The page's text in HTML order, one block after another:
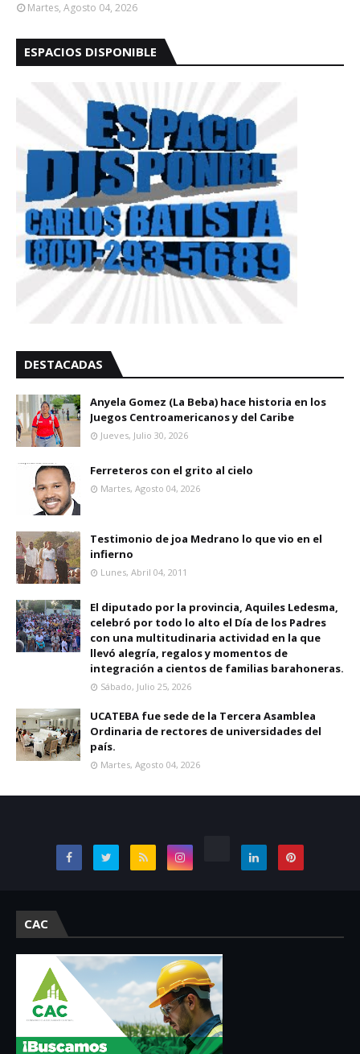
Martes, Agosto 04, 2026
ESPACIOS DISPONIBLE
DESTACADAS
Anyela Gomez (La Beba) hace historia en los
Juegos Centroamericanos y del Caribe
Jueves, Julio 30, 2026
Ferreteros con el grito al cielo
Martes, Agosto 04, 2026
Testimonio de joa Medrano lo que vio en el
infierno
Lunes, Abril 04, 2011
El diputado por la provincia, Aquiles Ledesma,
celebró por todo lo alto el Día de los Padres
con una multitudinaria actividad en la que
llevó alegría, regalos y momentos de
integración a cientos de familias barahoneras.
Sábado, Julio 25, 2026
UCATEBA fue sede de la Tercera Asamblea
Ordinaria de rectores de universidades del
país.
Martes, Agosto 04, 2026
CAC